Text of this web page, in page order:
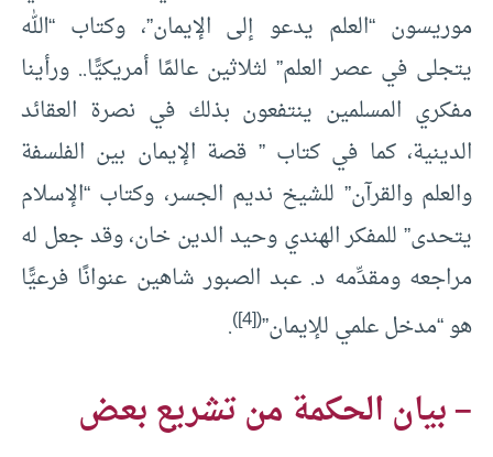
موريسون “العلم يدعو إلى الإيمان”، وكتاب “الله
يتجلى في عصر العلم” لثلاثين عالمًا أمريكيًّا.. ورأينا
مفكري المسلمين ينتفعون بذلك في نصرة العقائد
الدينية، كما في كتاب ” قصة الإيمان بين الفلسفة
والعلم والقرآن” للشيخ نديم الجسر، وكتاب “الإسلام
يتحدى” للمفكر الهندي وحيد الدين خان، وقد جعل له
مراجعه ومقدِّمه د. عبد الصبور شاهين عنوانًا فرعيًّا
هو “مدخل علمي للإيمان”(
[4]
)
.
– بيان الحكمة من تشريع بعض